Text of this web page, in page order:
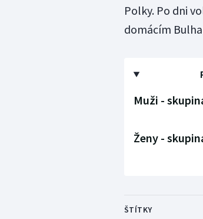
Polky. Po dni
domácím
Muži -
Ženy -
ŠTÍTKY